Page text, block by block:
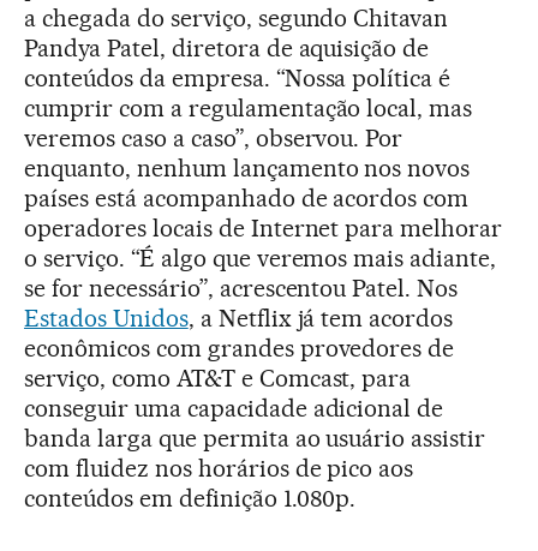
a chegada do serviço, segundo Chitavan
Pandya Patel, diretora de aquisição de
conteúdos da empresa. “Nossa política é
cumprir com a regulamentação local, mas
veremos caso a caso”, observou. Por
enquanto, nenhum lançamento nos novos
países está acompanhado de acordos com
operadores locais de Internet para melhorar
o serviço. “É algo que veremos mais adiante,
se for necessário”, acrescentou Patel. Nos
Estados Unidos, a Netflix já tem acordos
econômicos com grandes provedores de
serviço, como AT&T e Comcast, para
conseguir uma capacidade adicional de
banda larga que permita ao usuário assistir
com fluidez nos horários de pico aos
conteúdos em definição 1.080p.